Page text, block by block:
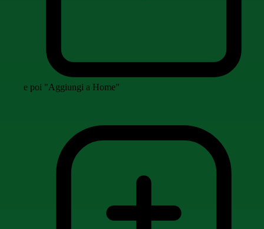
e poi "Aggiungi a Home"